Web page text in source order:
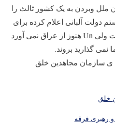
ملل وبردن به یک کشور ثالث را
دولت آلبانی اعلام کرده برای
پذیرش800 نفر دیگر آماده است ولی Un هنوز از عراق نمی آورد
سازمان مجاهدین خلق
خلق
رهبری فرقه